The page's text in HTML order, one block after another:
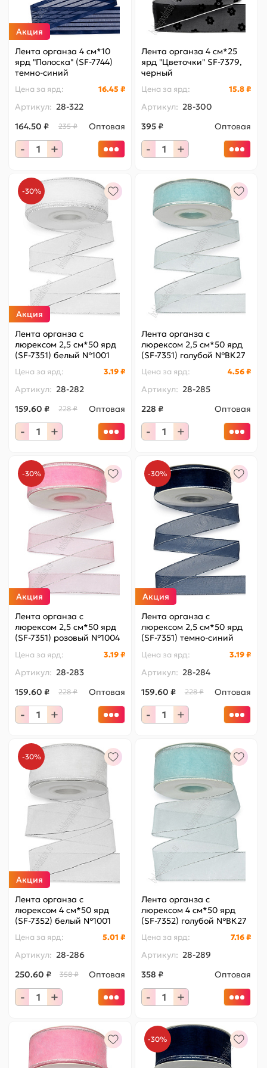
Акция
Лента органза 4 см*10
ярд "Полоска" (SF-7744)
темно-синий
Цена за ярд: 16.45 ₽
Артикул: 28-322
164.50 ₽
235 ₽ Оптовая
- +
Лента органза 4 см*25
ярд "Цветочки" SF-7379,
черный
Цена за ярд: 15.8 ₽
Артикул: 28-300
395 ₽
Оптовая
- +
-30%
Акция
Лента органза с
люрексом 2,5 см*50 ярд
(SF-7351) белый №1001
Цена за ярд: 3.19 ₽
Артикул: 28-282
159.60 ₽
228 ₽ Оптовая
- +
Лента органза с
люрексом 2,5 см*50 ярд
(SF-7351) голубой №ВК27
Цена за ярд: 4.56 ₽
Артикул: 28-285
228 ₽
Оптовая
- +
-30%
Акция
Лента органза с
люрексом 2,5 см*50 ярд
(SF-7351) розовый №1004
Цена за ярд: 3.19 ₽
Артикул: 28-283
159.60 ₽
228 ₽ Оптовая
- +
-30%
Акция
Лента органза с
люрексом 2,5 см*50 ярд
(SF-7351) темно-синий
Цена за ярд: 3.19 ₽
Артикул: 28-284
159.60 ₽
228 ₽ Оптовая
- +
-30%
Акция
Лента органза с
люрексом 4 см*50 ярд
(SF-7352) белый №1001
Цена за ярд: 5.01 ₽
Артикул: 28-286
250.60 ₽
358 ₽ Оптовая
- +
Лента органза с
люрексом 4 см*50 ярд
(SF-7352) голубой №ВК27
Цена за ярд: 7.16 ₽
Артикул: 28-289
358 ₽
Оптовая
- +
-30%